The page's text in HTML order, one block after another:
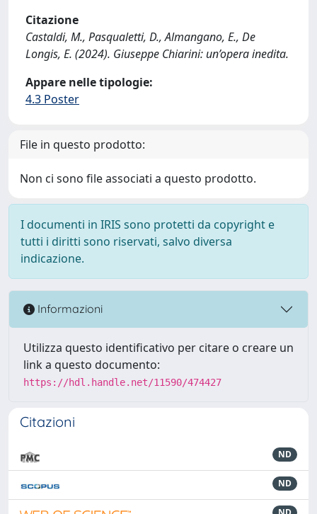
Citazione
Castaldi, M., Pasqualetti, D., Almangano, E., De
Longis, E. (2024). Giuseppe Chiarini: un’opera inedita.
Appare nelle tipologie:
4.3 Poster
File in questo prodotto:
Non ci sono file associati a questo prodotto.
I documenti in IRIS sono protetti da copyright e
tutti i diritti sono riservati, salvo diversa
indicazione.
Informazioni
Utilizza questo identificativo per citare o creare un
link a questo documento:
https://hdl.handle.net/11590/474427
Citazioni
ND
ND